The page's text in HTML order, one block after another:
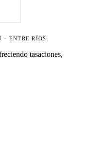
· ENTRE RÍOS
tasaciones,